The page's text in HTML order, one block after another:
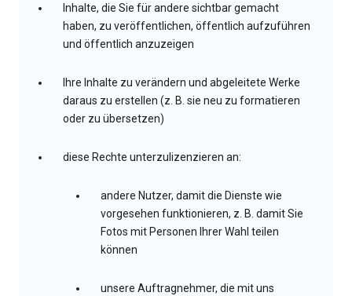
Inhalte, die Sie für andere sichtbar gemacht
haben, zu veröffentlichen, öffentlich aufzuführen
und öffentlich anzuzeigen
Ihre Inhalte zu verändern und abgeleitete Werke
daraus zu erstellen (z. B. sie neu zu formatieren
oder zu übersetzen)
diese Rechte unterzulizenzieren an:
andere Nutzer, damit die Dienste wie
vorgesehen funktionieren, z. B. damit Sie
Fotos mit Personen Ihrer Wahl teilen
können
unsere Auftragnehmer, die mit uns